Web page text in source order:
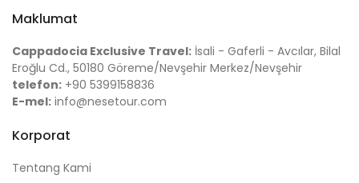
Maklumat
Cappadocia Exclusive Travel: İsali - Gaferli - Avcılar, Bilal
Eroğlu Cd., 50180 Göreme/Nevşehir Merkez/Nevşehir
telefon: +90 5399158836
E-mel: info@nesetour.com
Korporat
Tentang Kami